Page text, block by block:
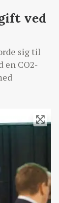
ved
sig til
en CO2-